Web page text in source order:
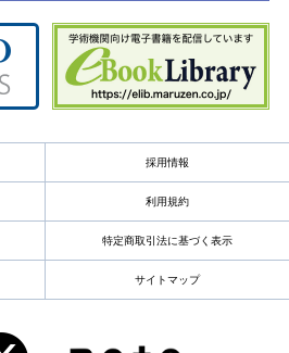
採用情報
利用規約
特定商取引法に基づく表示
サイトマップ